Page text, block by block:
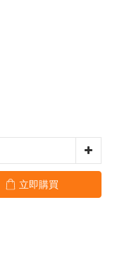
立即購買